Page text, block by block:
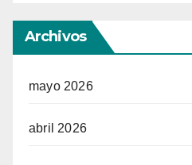
Archivos
mayo 2026
abril 2026